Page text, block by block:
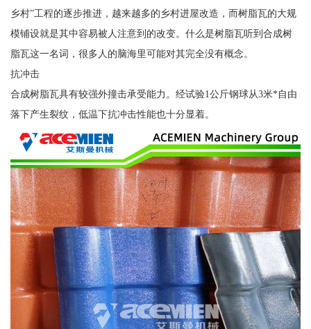
乡村”工程的逐步推进，越来越多的乡村进屋改造，而树脂瓦的大规
模铺设就是其中容易被人注意到的改变。什么是树脂瓦听到合成树
脂瓦这一名词，很多人的脑海里可能对其完全没有概念。
抗冲击
合成树脂瓦具有较强外撞击承受能力。经试验1公斤钢球从3米*自由
落下产生裂纹，低温下抗冲击性能也十分显着。